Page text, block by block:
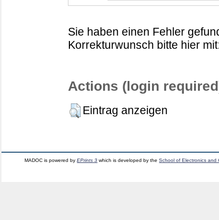
Sie haben einen Fehler
Korrekturwunsch bitte hier
Actions (login
Eintrag anzeigen
MADOC is powered byEPrints 3 which is developed by theSchool of Electronics and